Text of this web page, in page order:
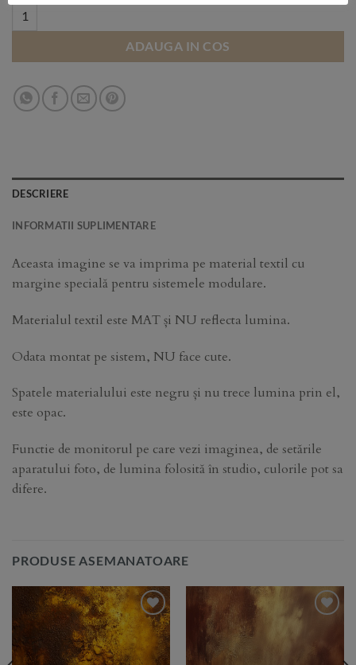
T152 quantity
ADAUGA IN COS
DESCRIERE
INFORMATII SUPLIMENTARE
Aceasta imagine se va imprima pe material textil cu
margine specială pentru sistemele modulare.
Materialul textil este MAT și NU reflecta lumina.
Odata montat pe sistem, NU face cute.
Spatele materialului este negru și nu trece lumina prin el,
este opac.
Functie de monitorul pe care vezi imaginea, de setările
aparatului foto, de lumina folosită în studio, culorile pot sa
difere.
PRODUSE ASEMANATOARE
Add to
Wishlist